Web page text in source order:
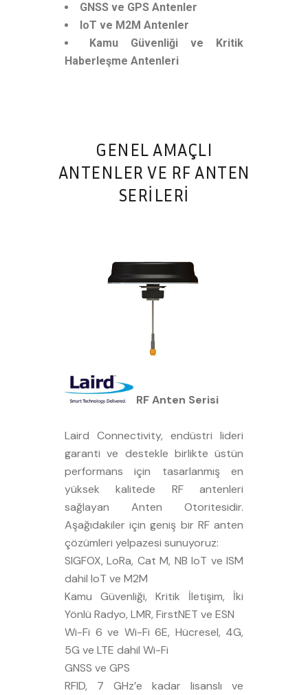
GNSS ve GPS Antenler
IoT ve M2M Antenler
Kamu Güvenliği ve Kritik
Haberleşme Antenleri
GENEL AMAÇLI
ANTENLER VE RF ANTEN
SERILERI
RF Anten Serisi
Laird Connectivity, endüstri lideri
garanti ve destekle birlikte üstün
performans için tasarlanmış en
yüksek kalitede RF antenleri
sağlayan Anten Otoritesidir.
Aşağıdakiler için geniş bir RF anten
çözümleri yelpazesi sunuyoruz:
SIGFOX, LoRa, Cat M, NB IoT ve ISM
dahil IoT ve M2M
Kamu Güvenliği, Kritik İletişim, İki
Yönlü Radyo, LMR, FirstNET ve ESN
Wi-Fi 6 ve Wi-Fi 6E, Hücresel, 4G,
5G ve LTE dahil Wi-Fi
GNSS ve GPS
RFID, 7 GHz’e kadar lisanslı ve